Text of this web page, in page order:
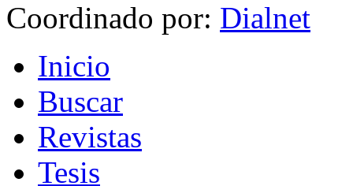
Coordinado por:
Inicio
Buscar
Revistas
Tesis